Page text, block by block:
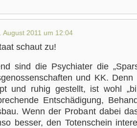
August 2011 um 12:04
schaut zu!
sind die Psychiater die
und KK. Denn
und ruhig gestellt, ist wohl
Entschädigung,
Wenn der Probant dabei
besser, den Totenschein